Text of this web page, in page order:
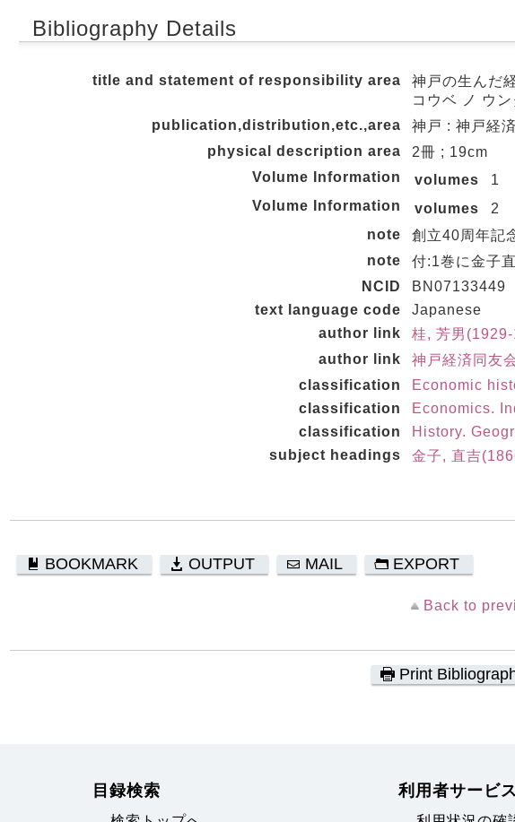
Bibliography Details
title and statement of responsibility area
神戸の生んだ
コウベ ノ ウ
publication,distribution,etc.,area
神戸 : 神戸経
physical description area
2冊 ; 19cm
Volume Information
volumes
1
Volume Information
volumes
2
note
創立40周年記
note
付:1巻に金子
NCID
BN07133449
text language code
Japanese
author link
桂, 芳男
author link
神戸経済同友
classification
Economic
classification
Economics.
classification
History.
subject headings
金子, 直吉
BOOKMARK OUTPUT MAIL EXPORT
Back to
Print
目録検索 利用者サービス